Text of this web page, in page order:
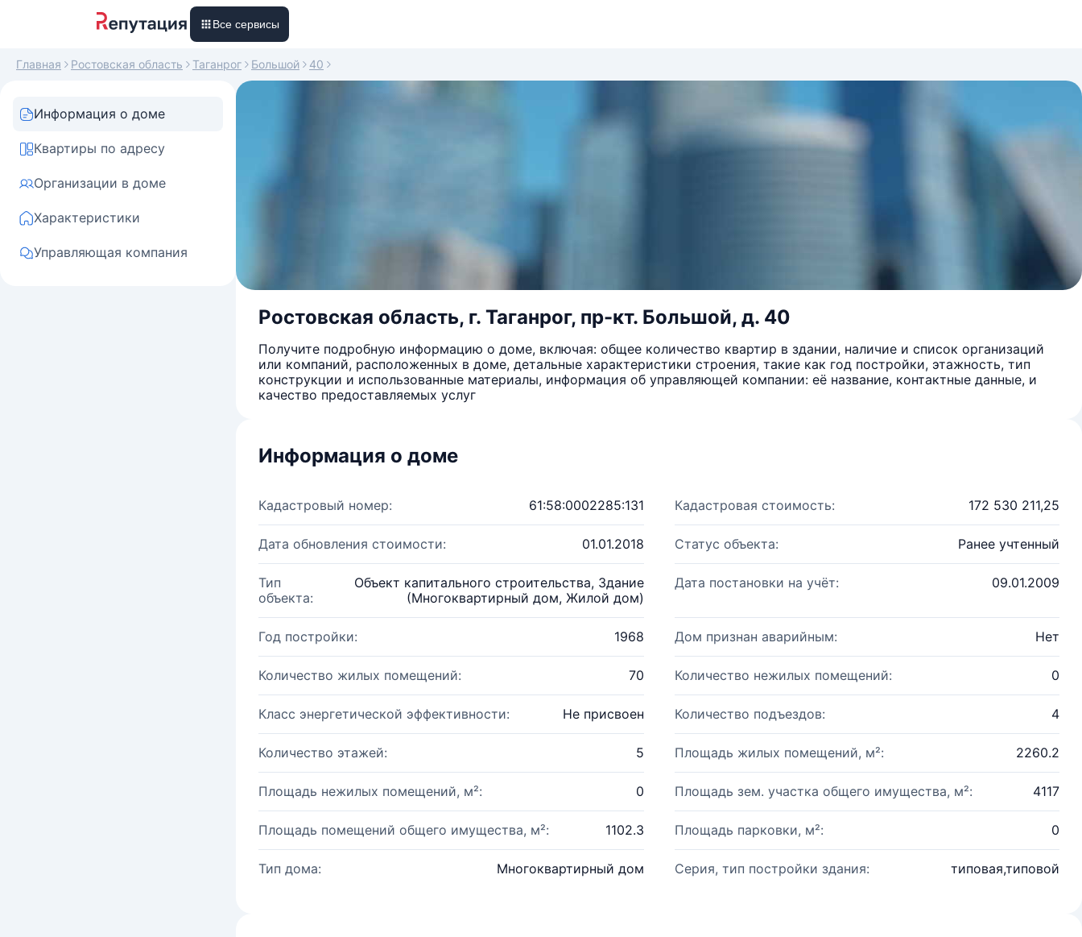
Все сервисы
Главная Ростовская область Таганрог Большой 40
Информация о доме
Квартиры по адресу
Организации в доме
Характеристики
Управляющая компания
Ростовская область, г. Таганрог, пр-кт. Большой, д. 40
Получите подробную информацию о доме, включая: общее количество квартир в здании, наличие и список организаций
или компаний, расположенных в доме, детальные характеристики строения, такие как год постройки, этажность, тип
конструкции и использованные материалы, информация об управляющей компании: её название, контактные данные, и
качество предоставляемых услуг
Информация о доме
Кадастровый номер: 61:58:0002285:131 Кадастровая стоимость: 172 530 211,25
Дата обновления стоимости: 01.01.2018 Статус объекта: Ранее учтенный
Тип
объекта:
Объект капитального строительства, Здание
(Многоквартирный дом, Жилой дом)
Дата постановки на учёт: 09.01.2009
Год постройки: 1968 Дом признан аварийным: Нет
Количество жилых помещений: 70 Количество нежилых помещений: 0
Класс энергетической эффективности: Не присвоен Количество подъездов: 4
Количество этажей: 5 Площадь жилых помещений, м²: 2260.2
Площадь нежилых помещений, м²: 0 Площадь зем. участка общего имущества, м²: 4117
Площадь помещений общего имущества, м²: 1102.3 Площадь парковки, м²: 0
Тип дома: Многоквартирный дом Серия, тип постройки здания: типовая,типовой